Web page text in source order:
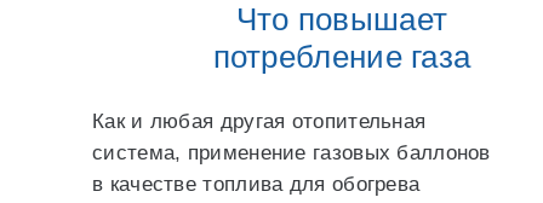
Что повышает
потребление газа
Как и любая другая отопительная
система, применение газовых баллонов
в качестве топлива для обогрева